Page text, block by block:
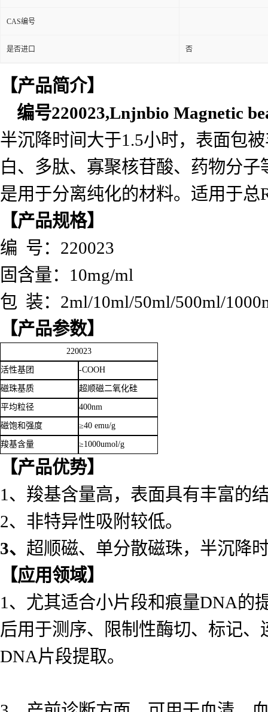
CAS编号
是否进口 否
【产品简介】
编号220023,Lnjnbio Magnetic
半沉降时间大于1.5小时，表面包
白、多肽、寡聚核苷酸、药物分
是用于分离纯化的材料。适用于
【产品规格】
编 号：220023
固含量：10mg/ml
包 装：2ml/10ml/50ml/500ml/
【产品参数】
220023
活性基团 -COOH
磁珠基质 超顺磁二氧化硅
平均粒径 400nm
磁饱和强度 ≥40 emu/g
羧基含量 ≥1000umol/g
【产品优势】
1、羧基含量高，表面具有丰富的
2、非特异性吸附较低。
3、 超顺磁、单分散磁珠，半沉降
【应用领域】
1、尤其适合小片段和痕量DNA的
后用于测序、限制性酶切、标记
DNA片段提取。